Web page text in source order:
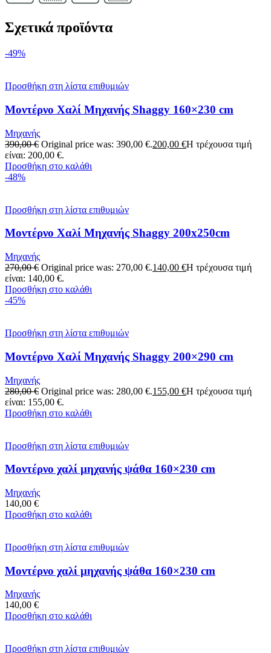
Σχετικά προϊόντα
-49%
Προσθήκη στη λίστα επιθυμιών
Μοντέρνο Χαλί Μηχανής Shaggy 160×230 cm
Μηχανής
390,00€ Original price was: 390,00 €.200,00 €Η τρέχουσα τιμή
είναι: 200,00 €.
Προσθήκη στο καλάθι
-48%
Προσθήκη στη λίστα επιθυμιών
Μοντέρνο Χαλί Μηχανής Shaggy 200x250cm
Μηχανής
270,00€ Original price was: 270,00 €.140,00 €Η τρέχουσα τιμή
είναι: 140,00 €.
Προσθήκη στο καλάθι
-45%
Προσθήκη στη λίστα επιθυμιών
Μοντέρνο Χαλί Μηχανής Shaggy 200×290 cm
Μηχανής
280,00€ Original price was: 280,00 €.155,00 €Η τρέχουσα τιμή
είναι: 155,00 €.
Προσθήκη στο καλάθι
Προσθήκη στη λίστα επιθυμιών
Μοντέρνο χαλί μηχανής ψάθα 160×230 cm
Μηχανής
140,00 €
Προσθήκη στο καλάθι
Προσθήκη στη λίστα επιθυμιών
Μοντέρνο χαλί μηχανής ψάθα 160×230 cm
Μηχανής
140,00 €
Προσθήκη στο καλάθι
Προσθήκη στη λίστα επιθυμιών